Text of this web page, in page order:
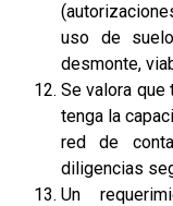
uso de
desmonte,
Se valora que
tenga la
red de
diligencias
Un